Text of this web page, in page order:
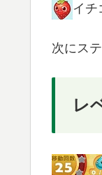
イチ
次にス
レ